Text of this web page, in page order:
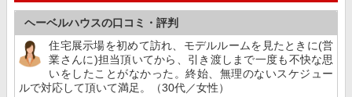
ヘーベルハウスの口コミ・評判
住宅展示場を初めて訪れ、モデルルームを見たときに(営
業さんに)担当頂いてから、引き渡しまで一度も不快な思
いをしたことがなかった。終始、無理のないスケジュー
ルで対応して頂いて満足。（30代／女性）